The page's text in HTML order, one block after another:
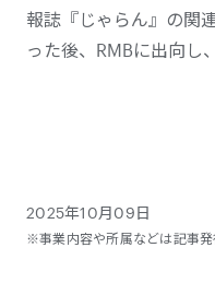
報誌『じゃらん』の関
った後、RMBに出向し
2025年10月09日
※事業内容や所属などは記事発